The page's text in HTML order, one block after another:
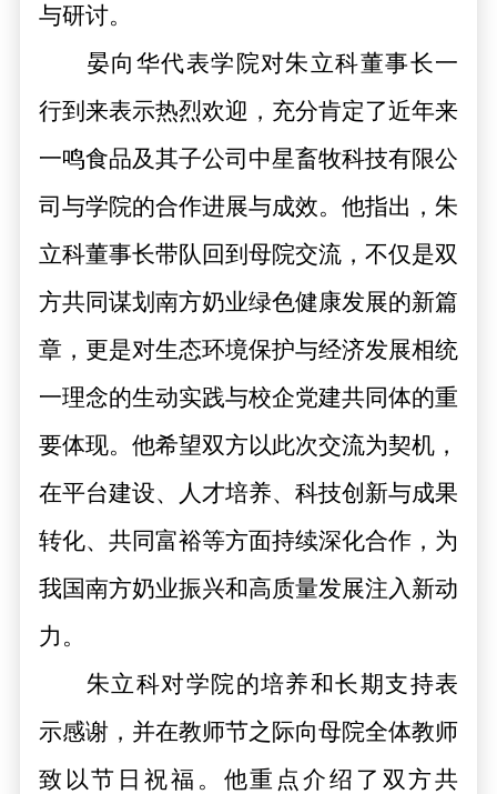
与研讨。
晏向华代表学院对朱立科董事长一
行到来表示热烈欢迎，充分肯定了近年来
一鸣食品及其子公司中星畜牧科技有限公
司与学院的合作进展与成效。他指出，朱
立科董事长带队回到母院交流，不仅是双
方共同谋划南方奶业绿色健康发展的新篇
章，更是对生态环境保护与经济发展相统
一理念的生动实践与校企党建共同体的重
要体现。他希望双方以此次交流为契机，
在平台建设、人才培养、科技创新与成果
转化、共同富裕等方面持续深化合作，为
我国南方奶业振兴和高质量发展注入新动
力。
朱立科对学院的培养和长期支持表
示感谢，并在教师节之际向母院全体教师
致以节日祝福。他重点介绍了双方共